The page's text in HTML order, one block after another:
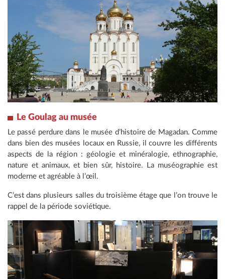
Le Goulag au musée
Le passé perdure dans le musée d’histoire de Magadan. Comme
dans bien des musées locaux en Russie, il couvre les différents
aspects de la région : géologie et minéralogie, ethnographie,
nature et animaux, et bien sûr, histoire. La muséographie est
moderne et agréable à l’œil.
C’est dans plusieurs salles du troisième étage que l’on trouve le
rappel de la période soviétique.